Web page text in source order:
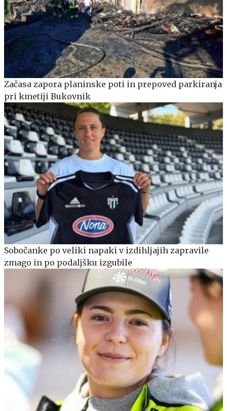
Začasa zapora planinske poti in prepoved parkiranja
pri kmetiji Bukovnik
Sobočanke po veliki napaki v izdihljajih zapravile
zmago in po podaljšku izgubile